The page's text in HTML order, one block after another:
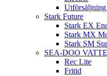
Stark Future
Stark EX
Stark MX
Stark SM
SEA-DOO
Rec Lite
Fritid